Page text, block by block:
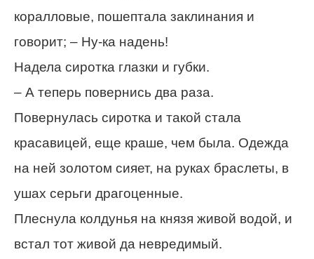
коралловые, пошептала заклинания и
говорит; – Ну-ка надень!
Надела сиротка глазки и губки.
– А теперь повернись два раза.
Повернулась сиротка и такой стала
красавицей, еще краше, чем была. Одежда
на ней золотом сияет, на руках браслеты, в
ушах серьги драгоценные.
Плеснула колдунья на князя живой водой, и
встал тот живой да невредимый.